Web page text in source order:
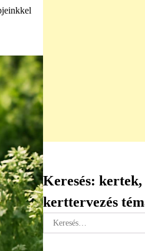
Keresés: kertek,
kerttervezés
Keresés: